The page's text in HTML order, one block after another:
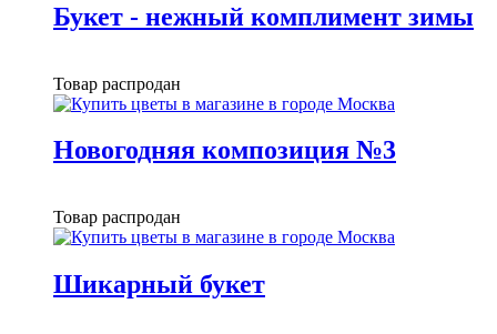
Букет - нежный комплимент зимы
Товар распродан
Новогодняя композиция №3
Товар распродан
Шикарный букет